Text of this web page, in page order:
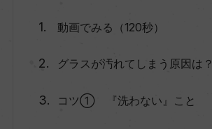
動画でみる（120秒）
グラスが汚れてしまう原因は？
コツ① 『洗わない』こと